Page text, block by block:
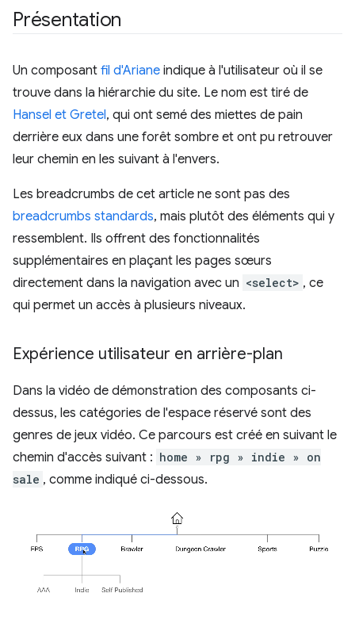
Présentation
Un composant fil d'Ariane indique à l'utilisateur où il se
trouve dans la hiérarchie du site. Le nom est tiré de
Hansel et Gretel, qui ont semé des miettes de pain
derrière eux dans une forêt sombre et ont pu retrouver
leur chemin en les suivant à l'envers.
Les breadcrumbs de cet article ne sont pas des
breadcrumbs standards, mais plutôt des éléments qui y
ressemblent. Ils offrent des fonctionnalités
supplémentaires en plaçant les pages sœurs
directement dans la navigation avec un <select> , ce
qui permet un accès à plusieurs niveaux.
Expérience utilisateur en arrière-plan
Dans la vidéo de démonstration des composants ci-
dessus, les catégories de l'espace réservé sont des
genres de jeux vidéo. Ce parcours est créé en suivant le
chemin d'accès suivant : home » rpg » indie » on
sale , comme indiqué ci-dessous.